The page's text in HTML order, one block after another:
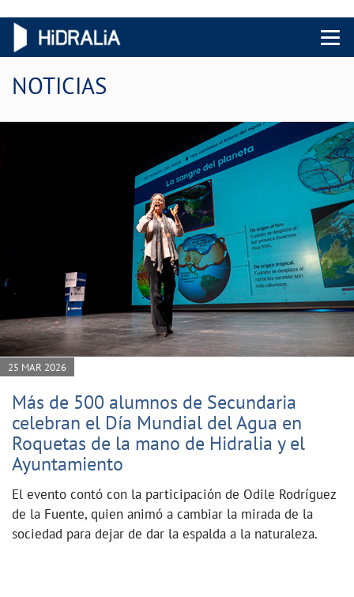
Menu
NOTICIAS
25 MAR 2026
Más de 500 alumnos de Secundaria
celebran el Día Mundial del Agua en
Roquetas de la mano de Hidralia y el
Ayuntamiento
El evento contó con la participación de Odile Rodríguez
de la Fuente, quien animó a cambiar la mirada de la
sociedad para dejar de dar la espalda a la naturaleza.